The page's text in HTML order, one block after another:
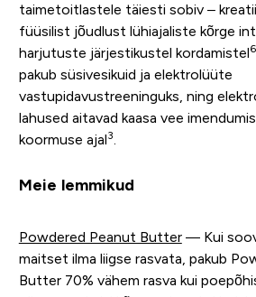
taimetoitlastele täiesti sobiv –
füüsilist jõudlust lühiajaliste kõrge
harjutuste järjestikustel kordamistel6
pakub süsivesikuid ja elektrolüüte
vastupidavustreeninguks, ning
lahused aitavad kaasa vee
koormuse ajal3
Meie lemmikud
Powdered Peanut Butter— Kui
maitset ilma liigse rasvata, pakub
Butter 70% vähem rasva kui